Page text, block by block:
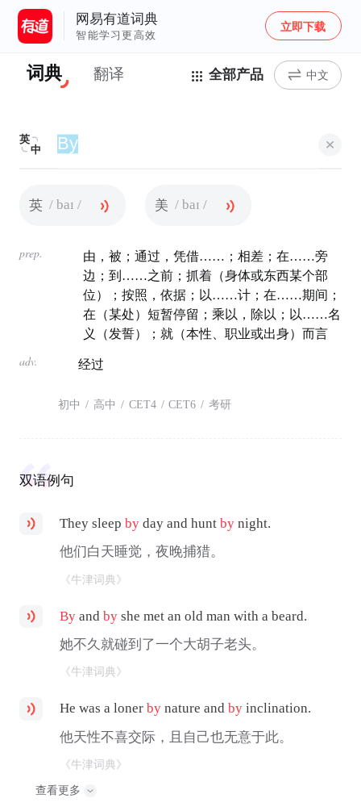
网易有道词典
智能学习更高效
立即下载
词典 翻译 全部产品 中文
英
中
英 / baɪ / 美 / baɪ /
prep.
由，被；通过，凭借……；相差；在……旁
边；到……之前；抓着（身体或东西某个部
位）；按照，依据；以……计；在……期间；
在（某处）短暂停留；乘以，除以；以……名
义（发誓）；就（本性、职业或出身）而言
adv. 经过
初中 / 高中 / CET4 / CET6 / 考研
双语例句
They sleepby day and huntby night.
他们白天睡觉，夜晚捕猎。
《牛津词典》
By andby she met an old man with a beard.
她不久就碰到了一个大胡子老头。
《牛津词典》
He was a lonerby nature andby inclination.
他天性不喜交际，且自己也无意于此。
《牛津词典》
查看更多